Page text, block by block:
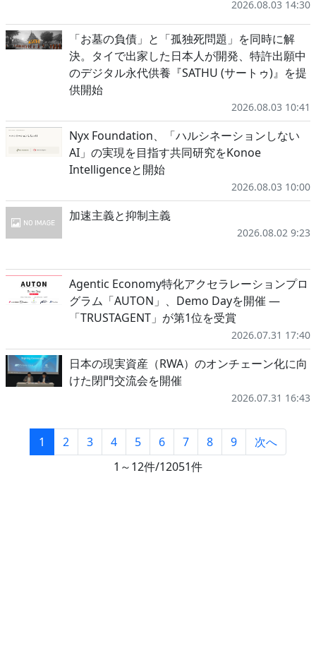
2026.08.03 14:30
「お墓の負債」と「孤独死問題」を同時に解
決。タイで出家した日本人が開発、特許出願中
のデジタル永代供養『SATHU (サートゥ)』を提
供開始
2026.08.03 10:41
Nyx Foundation、「ハルシネーションしない
AI」の実現を目指す共同研究をKonoe
Intelligenceと開始
2026.08.03 10:00
加速主義と抑制主義
2026.08.02 9:23
Agentic Economy特化アクセラレーションプロ
グラム「AUTON」、Demo Dayを開催 ―
「TRUSTAGENT」が第1位を受賞
2026.07.31 17:40
日本の現実資産（RWA）のオンチェーン化に向
けた閉門交流会を開催
2026.07.31 16:43
1 2 3 4 5 6 7 8 9
次へ
1～12件/12051件